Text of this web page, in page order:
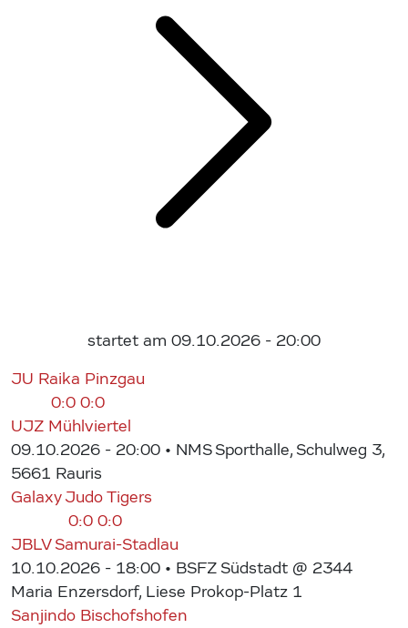
startet am 09.10.2026 - 20:00
JU Raika Pinzgau
0:0 0:0
UJZ Mühlviertel
09.10.2026 - 20:00 • NMS Sporthalle, Schulweg 3,
5661 Rauris
Galaxy Judo Tigers
0:0 0:0
JBLV Samurai-Stadlau
10.10.2026 - 18:00 • BSFZ Südstadt @ 2344
Maria Enzersdorf, Liese Prokop-Platz 1
Sanjindo Bischofshofen